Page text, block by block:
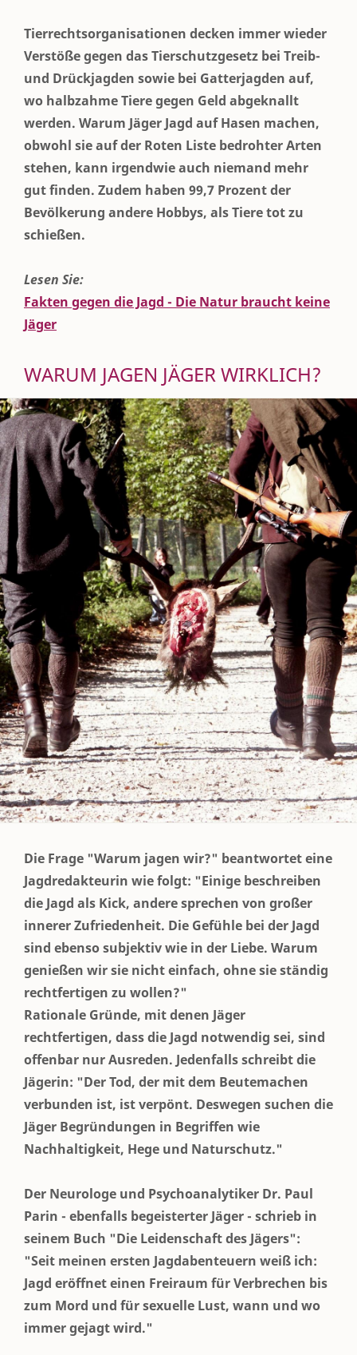
Tierrechtsorganisationen decken immer wieder
Verstöße gegen das Tierschutzgesetz bei Treib-
und Drückjagden sowie bei Gatterjagden auf,
wo halbzahme Tiere gegen Geld abgeknallt
werden. Warum Jäger Jagd auf Hasen machen,
obwohl sie auf der Roten Liste bedrohter Arten
stehen, kann irgendwie auch niemand mehr
gut finden. Zudem haben 99,7 Prozent der
Bevölkerung andere Hobbys, als Tiere tot zu
schießen.
Lesen Sie:
Fakten gegen die Jagd - Die Natur braucht keine
Jäger
WARUM JAGEN JÄGER WIRKLICH?
Die Frage "Warum jagen wir?" beantwortet eine
Jagdredakteurin wie folgt: "Einige beschreiben
die Jagd als Kick, andere sprechen von großer
innerer Zufriedenheit. Die Gefühle bei der Jagd
sind ebenso subjektiv wie in der Liebe. Warum
genießen wir sie nicht einfach, ohne sie ständig
rechtfertigen zu wollen?"
Rationale Gründe, mit denen Jäger
rechtfertigen, dass die Jagd notwendig sei, sind
offenbar nur Ausreden. Jedenfalls schreibt die
Jägerin: "Der Tod, der mit dem Beutemachen
verbunden ist, ist verpönt. Deswegen suchen die
Jäger Begründungen in Begriffen wie
Nachhaltigkeit, Hege und Naturschutz."
Der Neurologe und Psychoanalytiker Dr. Paul
Parin - ebenfalls begeisterter Jäger - schrieb in
seinem Buch "Die Leidenschaft des Jägers":
"Seit meinen ersten Jagdabenteuern weiß ich:
Jagd eröffnet einen Freiraum für Verbrechen bis
zum Mord und für sexuelle Lust, wann und wo
immer gejagt wird."